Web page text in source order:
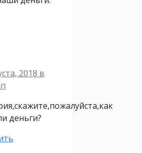
2018 в
деньги?